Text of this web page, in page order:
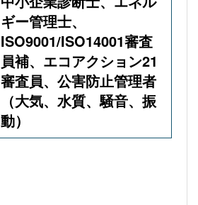
ギー管理士、
ISO9001/ISO14001審査
員補、エコアクション21
審査員、公害防止管理者
（大気、水質、騒音、振
動）